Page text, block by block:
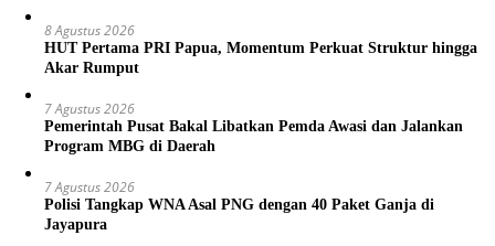
8 Agustus 2026
HUT Pertama PRI Papua, Momentum Perkuat Struktur hingga
Akar Rumput
7 Agustus 2026
Pemerintah Pusat Bakal Libatkan Pemda Awasi dan Jalankan
Program MBG di Daerah
7 Agustus 2026
Polisi Tangkap WNA Asal PNG dengan 40 Paket Ganja di
Jayapura